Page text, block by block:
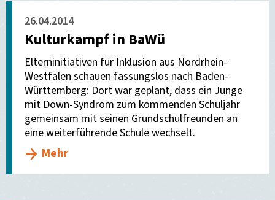
26.04.2014
Kulturkampf in BaWü
Elterninitiativen für Inklusion aus Nordrhein-
Westfalen schauen fassungslos nach Baden-
Württemberg: Dort war geplant, dass ein Junge
mit Down-Syndrom zum kommenden Schuljahr
gemeinsam mit seinen Grundschulfreunden an
eine weiterführende Schule wechselt.
Mehr